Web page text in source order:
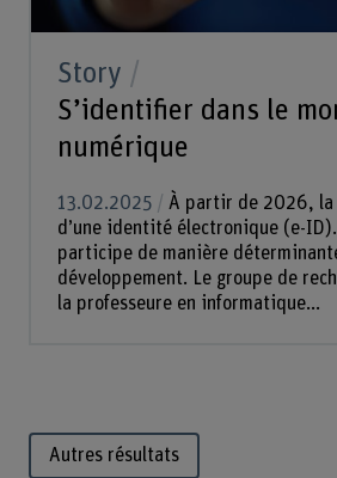
Story
S’identifier dans le
numérique
13.02.2025
À partir de 2026, la
d’une identité électronique (e-
participe de manière
développement. Le groupe de
la professeure en informatique...
Autres résultats